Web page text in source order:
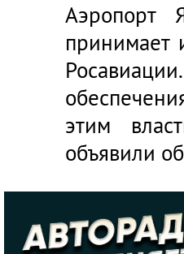
Аэропорт
принимает
этим
объявили